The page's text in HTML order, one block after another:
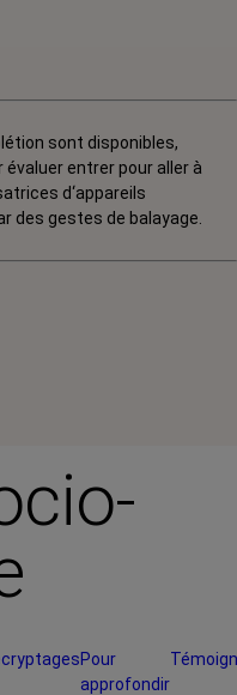
sont disponibles,
entrer pour aller à
d‘appareils
des gestes de balayage.
Pour
approfondir